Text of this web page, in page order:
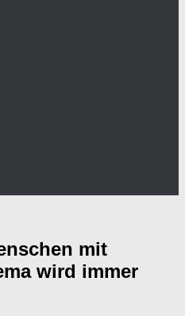
mit
wird immer